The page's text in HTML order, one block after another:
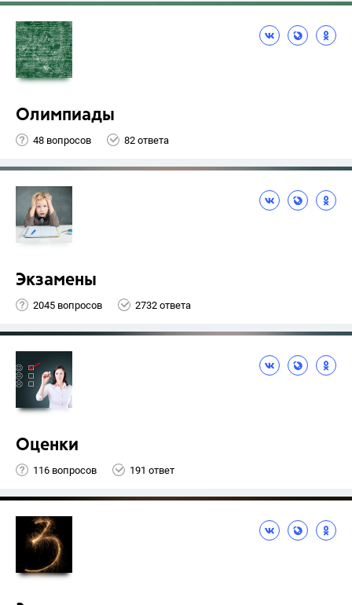
Олимпиады
48 вопросов 82 ответа
Экзамены
2045 вопросов 2732 ответа
Оценки
116 вопросов 191 ответ